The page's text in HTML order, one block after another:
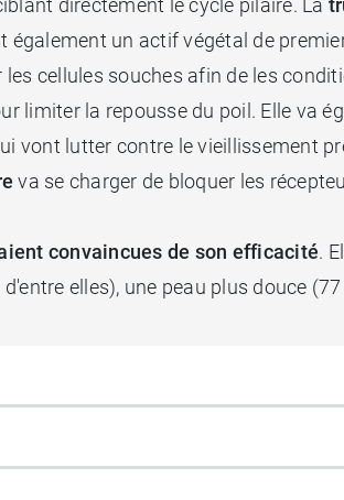
directement le cycle pilaire. La
un actif végétal de
cellules souches afin de les
limiter la repousse du poil. Elle va
vont lutter contre le vieillissement
va se charger de bloquer les
convaincues de son efficacité.
elles), une peau plus douce
concentré, il s'utilise en
dans un flacon pipette qui